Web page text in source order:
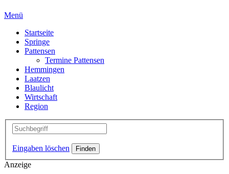
Menü
Startseite
Springe
Pattensen
Termine Pattensen
Hemmingen
Laatzen
Blaulicht
Wirtschaft
Region
Eingaben löschen
Anzeige